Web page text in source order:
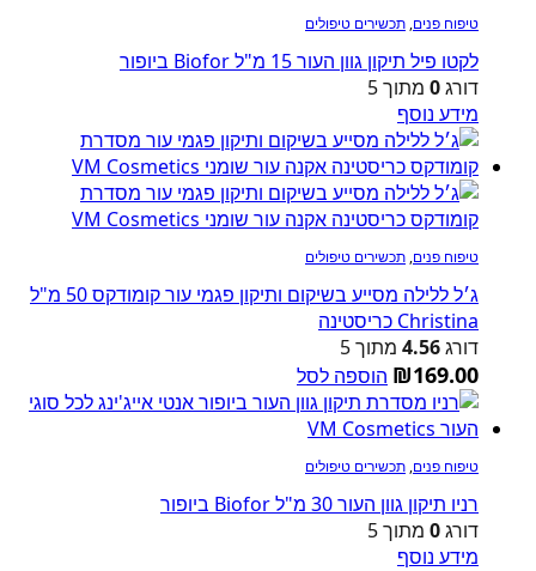
טיפוח פנים, תכשירים טיפולים
לקטו פיל תיקון גוון העור 15 מ"ל Biofor ביופור
דורג0 מתוך 5
מידע נוסף
טיפוח פנים, תכשירים טיפולים
ג׳ל ללילה מסייע בשיקום ותיקון פגמי עור קומודקס 50 מ"ל
Christina כריסטינה
דורג4.56 מתוך 5
₪169.00 הוספה לסל
טיפוח פנים, תכשירים טיפולים
רניו תיקון גוון העור 30 מ"ל Biofor ביופור
דורג0 מתוך 5
מידע נוסף